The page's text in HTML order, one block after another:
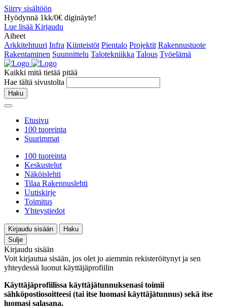
Siirry sisältöön
Hyödynnä 1kk/0€ diginäyte!
Lue lisää Kirjaudu
Aiheet
Arkkitehtuuri Infra Kiinteistöt Pientalo Projektit Rakennustuote
Rakentaminen Suunnittelu Talotekniikka Talous Työelämä
Kaikki mitä tietää pitää
Hae tältä sivustolta
Haku
Etusivu
100 tuoreinta
Suurimmat
100 tuoreinta
Keskustelut
Näköislehti
Tilaa Rakennuslehti
Uutiskirje
Toimitus
Yhteystiedot
Kirjaudu sisään
Haku
Sulje
Kirjaudu sisään
Voit kirjautua sisään, jos olet jo aiemmin rekisteröitynyt ja sen
yhteydessä luonut käyttäjäprofiilin
Käyttäjäprofiilissa käyttäjätunnuksenasi toimii
sähköpostiosoitteesi (tai itse luomasi käyttäjätunnus) sekä itse
luomasi salasana.